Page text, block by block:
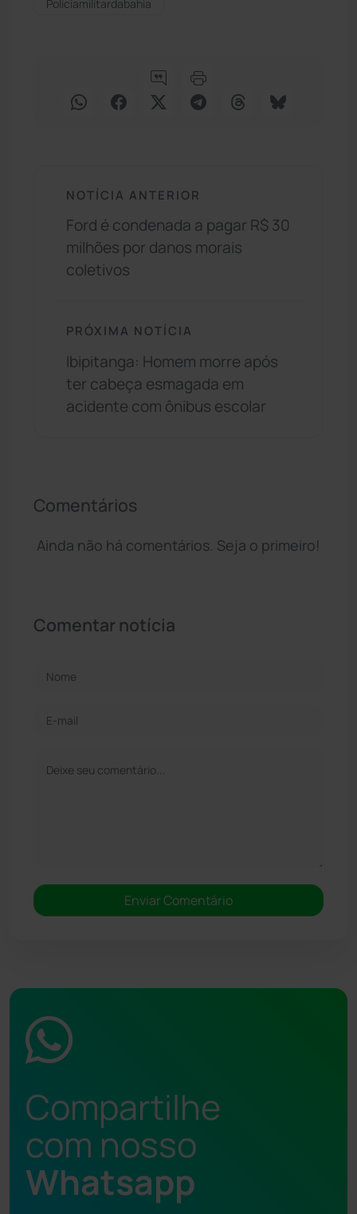
Políciamilitardabahia
NOTÍCIA ANTERIOR
Ford é condenada a pagar R$ 30
milhões por danos morais
coletivos
PRÓXIMA NOTÍCIA
Ibipitanga: Homem morre após
ter cabeça esmagada em
acidente com ônibus escolar
Comentários
Ainda não há comentários. Seja o primeiro!
Comentar notícia
Compartilhe
com nosso
Whatsapp